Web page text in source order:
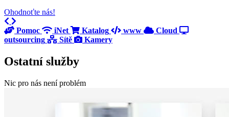
Ohodnoťte nás!
Previous
Pomoc
iNet Katalog www
Cloud
outsourcing
Sítě Kamery
Ostatní služby
Nic pro nás není problém